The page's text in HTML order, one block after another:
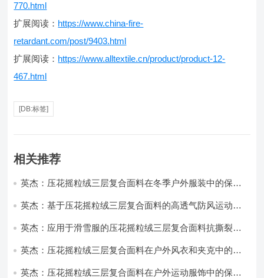
770.html
扩展阅读： https://www.china-fire-
retardant.com/post/9403.html
扩展阅读： https://www.alltextile.cn/product/product-12-
467.html
[DB:标签]
相关推荐
英杰：压花摇粒绒三层复合面料在冬季户外服装中的保暖
英杰：基于压花摇粒绒三层复合面料的高透气防风运动服
英杰：应用于滑雪服的压花摇粒绒三层复合面料抗撕裂与
英杰：压花摇粒绒三层复合面料在户外风衣和夹克中的应
英杰：压花摇粒绒三层复合面料在户外运动服饰中的保暖